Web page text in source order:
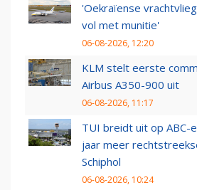
'Oekraïense
vol met munitie'
06-08-2026, 12:20
KLM stelt eerste
Airbus A350-900 uit
06-08-2026, 11:17
TUI breidt uit op ABC-
jaar meer
Schiphol
06-08-2026, 10:24